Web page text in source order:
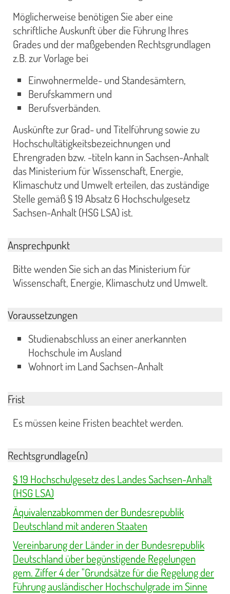
Möglicherweise benötigen Sie aber eine
schriftliche Auskunft über die Führung Ihres
Grades und der maßgebenden Rechtsgrundlagen
z.B. zur Vorlage bei
Einwohnermelde- und Standesämtern,
Berufskammern und
Berufsverbänden.
Auskünfte zur Grad- und Titelführung sowie zu
Hochschultätigkeitsbezeichnungen und
Ehrengraden bzw. -titeln kann in Sachsen-Anhalt
das Ministerium für Wissenschaft, Energie,
Klimaschutz und Umwelt erteilen, das zuständige
Stelle gemäß § 19 Absatz 6 Hochschulgesetz
Sachsen-Anhalt (HSG LSA) ist.
Ansprechpunkt
Bitte wenden Sie sich an das Ministerium für
Wissenschaft, Energie, Klimaschutz und Umwelt.
Voraussetzungen
Studienabschluss an einer anerkannten
Hochschule im Ausland
Wohnort im Land Sachsen-Anhalt
Frist
Es müssen keine Fristen beachtet werden.
Rechtsgrundlage(n)
§ 19 Hochschulgesetz des Landes Sachsen-Anhalt
(HSG LSA)
Äquivalenzabkommen der Bundesrepublik
Deutschland mit anderen Staaten
Vereinbarung der Länder in der Bundesrepublik
Deutschland über begünstigende Regelungen
gem. Ziffer 4 der "Grundsätze für die Regelung der
Führung ausländischer Hochschulgrade im Sinne